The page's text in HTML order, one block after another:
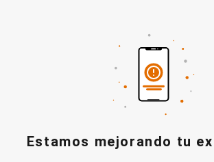
Estamos mejorando tu